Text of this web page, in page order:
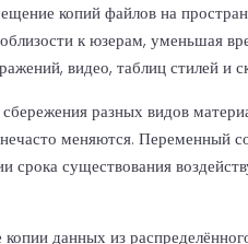
копий файлов на
к юзерам, уменьшая
видео, таблиц стилей и
разных видов
меняются. Переменный
срока существования
данных из